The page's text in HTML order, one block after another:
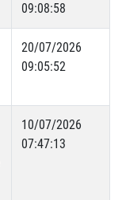
09:08:58
20/07/2026
09:05:52
10/07/2026
07:47:13